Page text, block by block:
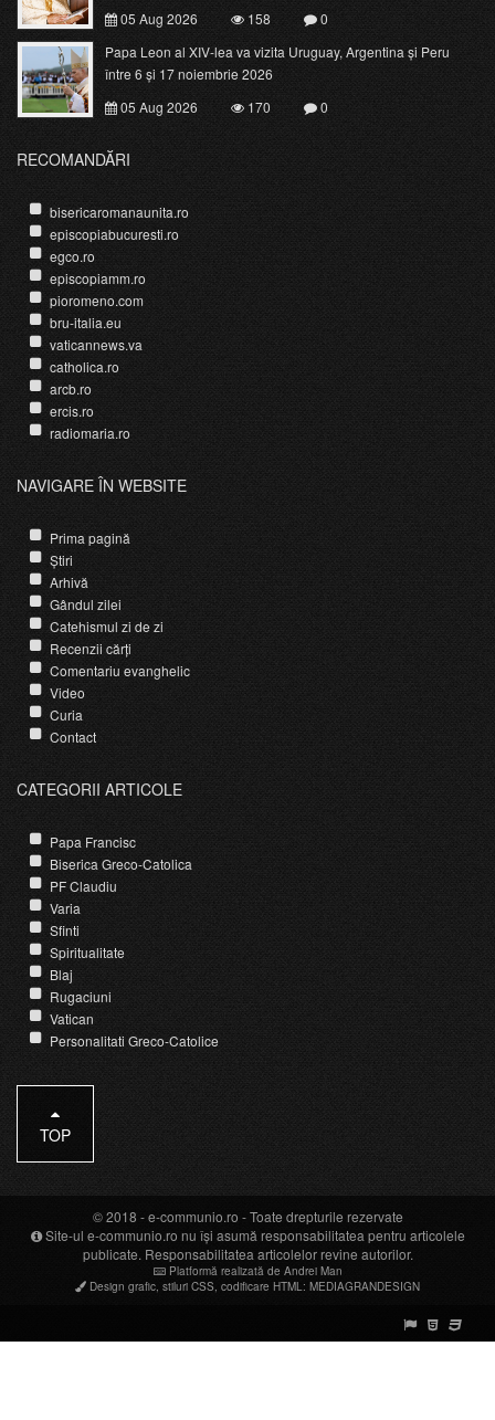
05 Aug 2026 158
0
Papa Leon al XIV-lea va vizita Uruguay, Argentina și Peru
între 6 și 17 noiembrie 2026
05 Aug 2026
170 0
RECOMANDĂRI
bisericaromanaunita.ro
episcopiabucuresti.ro
egco.ro
episcopiamm.ro
pioromeno.com
bru-italia.eu
vaticannews.va
catholica.ro
arcb.ro
ercis.ro
radiomaria.ro
NAVIGARE ÎN WEBSITE
Prima pagină
Știri
Arhivă
Gândul zilei
Catehismul zi de zi
Recenzii cărți
Comentariu evanghelic
Video
Curia
Contact
CATEGORII ARTICOLE
Papa Francisc
Biserica Greco-Catolica
PF Claudiu
Varia
Sfinti
Spiritualitate
Blaj
Rugaciuni
Vatican
Personalitati Greco-Catolice
TOP
© 2018 -e-communio.ro - Toate drepturile rezervate
Site-ul e-communio.ro nu își asumă responsabilitatea pentru articolele
publicate. Responsabilitatea articolelor revine autorilor.
Platformă realizată de Andrei Man
Design grafic stiluri CSS codificare HTML : MEDIAGRANDESIGN